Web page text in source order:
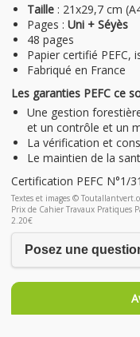
Taille : 21x29,7 cm
Pages : Uni + Séyès
48 pages
Papier certifié PEFC,
Fabriqué en France
Les garanties PEFC ce
Une gestion
et un contrôle et un
La vérification et
Le maintien de la
Certification PEFC N°1/
Textes et images ©
Prix de Cahier Travaux Pratiques
2.20€
Posez une